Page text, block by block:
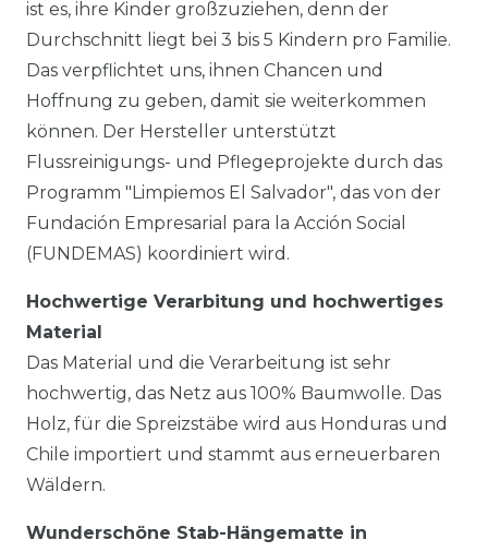
ist es, ihre Kinder großzuziehen, denn der
Durchschnitt liegt bei 3 bis 5 Kindern pro Familie.
Das verpflichtet uns, ihnen Chancen und
Hoffnung zu geben, damit sie weiterkommen
können. Der Hersteller unterstützt
Flussreinigungs- und Pflegeprojekte durch das
Programm "Limpiemos El Salvador", das von der
Fundación Empresarial para la Acción Social
(FUNDEMAS) koordiniert wird.
Hochwertige Verarbitung und hochwertiges
Material
Das Material und die Verarbeitung ist sehr
hochwertig, das Netz aus 100% Baumwolle. Das
Holz, für die Spreizstäbe wird aus Honduras und
Chile importiert und stammt aus erneuerbaren
Wäldern.
Wunderschöne Stab-Hängematte in